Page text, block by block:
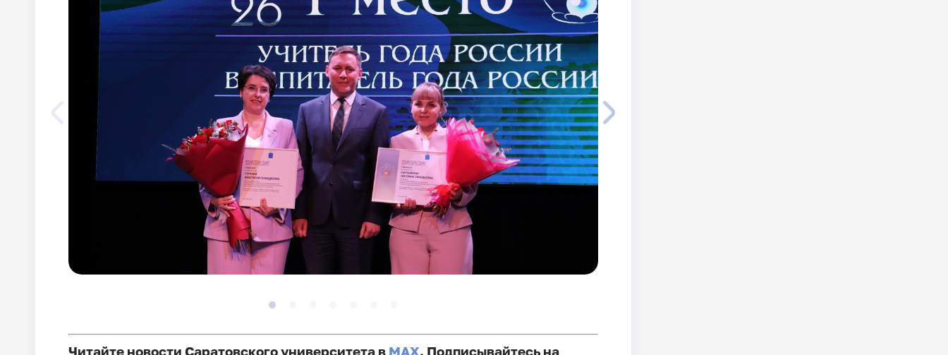
Читайте новости Саратовского университета в MAX. Подписывайтесь на